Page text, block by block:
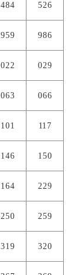
484 526
959 986
022 029
063 066
101 117
146 150
164 229
250 259
319 320